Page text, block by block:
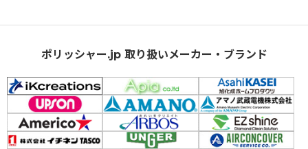
ポリッシャー.jp 取り扱いメーカー・ブランド